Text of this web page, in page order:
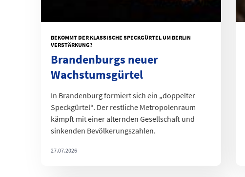
BEKOMMT DER KLASSISCHE SPECKGÜRTEL UM BERLIN
VERSTÄRKUNG?
Brandenburgs neuer
Wachstumsgürtel
In Brandenburg formiert sich ein „doppelter
Speckgürtel“. Der restliche Metropolenraum
kämpft mit einer alternden Gesellschaft und
sinkenden Bevölkerungszahlen.
27.07.2026